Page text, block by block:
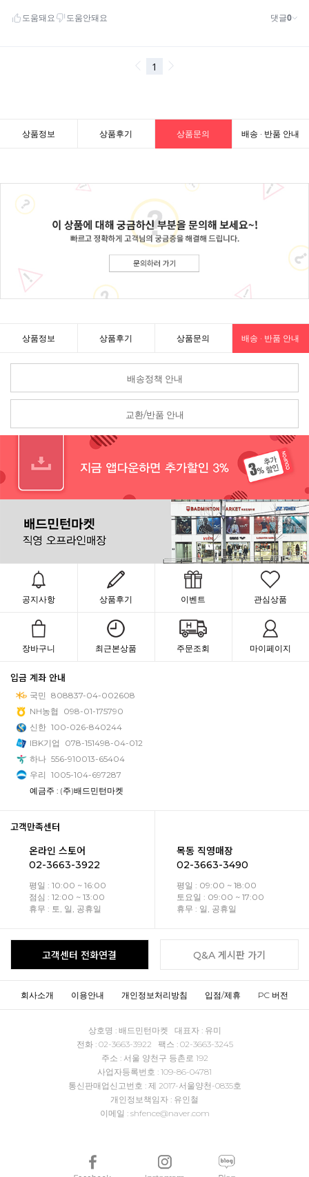
상품정보 상품후기 상품문의 배송 · 반품 안내
상품정보 상품후기 상품문의 배송 · 반품 안내
배송정책 안내
교환/반품 안내
공지사항 상품후기 이벤트 관심상품
장바구니 최근본상품 주문조회 마이페이지
입금 계좌 안내
국민 808837-04-002608
NH농협
098-01-175790
신한 100-026-840244
IBK기업
078-151498-04-012
하나 556-910013-65404
우리 1005-104-697287
예금주 : (주)배드민턴마켓
고객만족센터
온라인 스토어
02-3663-3922
평일 : 10:00 ~ 16:00
점심 : 12:00 ~ 13:00
휴무 : 토, 일, 공휴일
목동 직영매장
02-3663-3490
평일 : 09:00 ~ 18:00
토요일 : 09:00 ~ 17:00
휴무 : 일, 공휴일
고객센터 전화연결 Q&A 게시판 가기
회사소개 이용안내 개인정보처리방침 입점/제휴 PC 버전
상호명 : 배드민턴마켓 대표자 : 유미
전화 : 02-3663-3922 팩스 : 02-3663-3245
주소 : 서울 양천구 등촌로 192
사업자등록번호 : 109-86-04781
통신판매업신고번호 : 제 2017-서울양천-0835호
개인정보책임자 : 유인철
이메일 : shfence@naver.com